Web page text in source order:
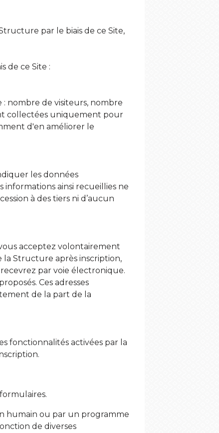
par le biais de ce Site,
de ce Site :
nombre de visiteurs, nombre
collectées uniquement pour
d'en améliorer le
les données
ainsi recueillies ne
à des tiers ni d’aucun
acceptez volontairement
la Structure après inscription,
par voie électronique.
Ces adresses
de la part de la
fonctionnalités activées par la
humain ou par un programme
de diverses